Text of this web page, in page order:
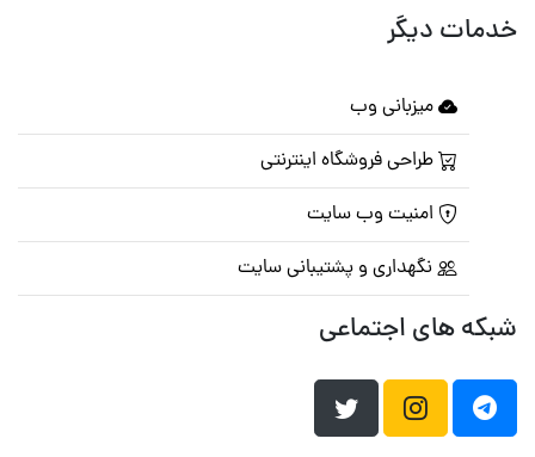
خدمات دیگر
میزبانی وب
طراحی فروشگاه اینترنتی
امنیت وب سایت
نگهداری و پشتیبانی سایت
شبکه های اجتماعی